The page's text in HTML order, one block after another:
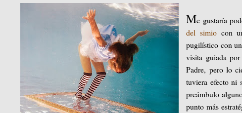
Me gustaría
del simio con
pugilístico con
visita guiada
Padre, pero lo
tuviera efecto ni
preámbulo
punto más